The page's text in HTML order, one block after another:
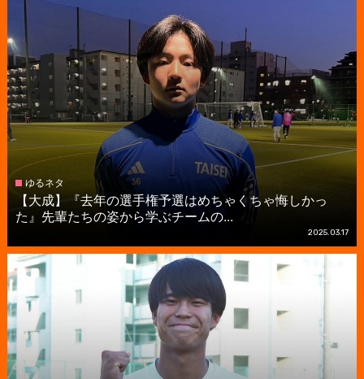
ゆるネタ
【大成】『去年の選手権予選はめちゃくちゃ悔しかっ
た』先輩たちの姿から学ぶチームの...
2025.03.17